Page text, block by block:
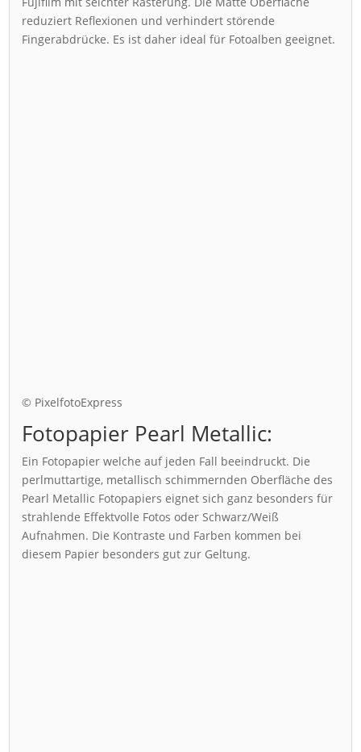
reduziert Reflexionen und verhindert störende
Fingerabdrücke. Es ist daher ideal für Fotoalben geeignet.
© PixelfotoExpress
Fotopapier Pearl Metallic:
Ein Fotopapier welche auf jeden Fall beeindruckt. Die
perlmuttartige, metallisch schimmernden Oberfläche des
Pearl Metallic Fotopapiers eignet sich ganz besonders für
strahlende Effektvolle Fotos oder Schwarz/Weiß
Aufnahmen. Die Kontraste und Farben kommen bei
diesem Papier besonders gut zur Geltung.